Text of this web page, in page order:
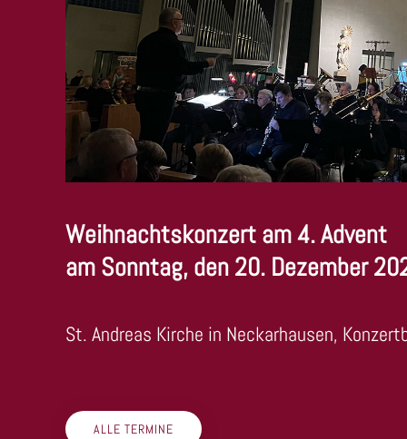
Weihnachtskonzert am 4. Advent
am Sonntag, den 20. Dezember
St. Andreas Kirche in Neckarhausen,
ALLE TERMINE